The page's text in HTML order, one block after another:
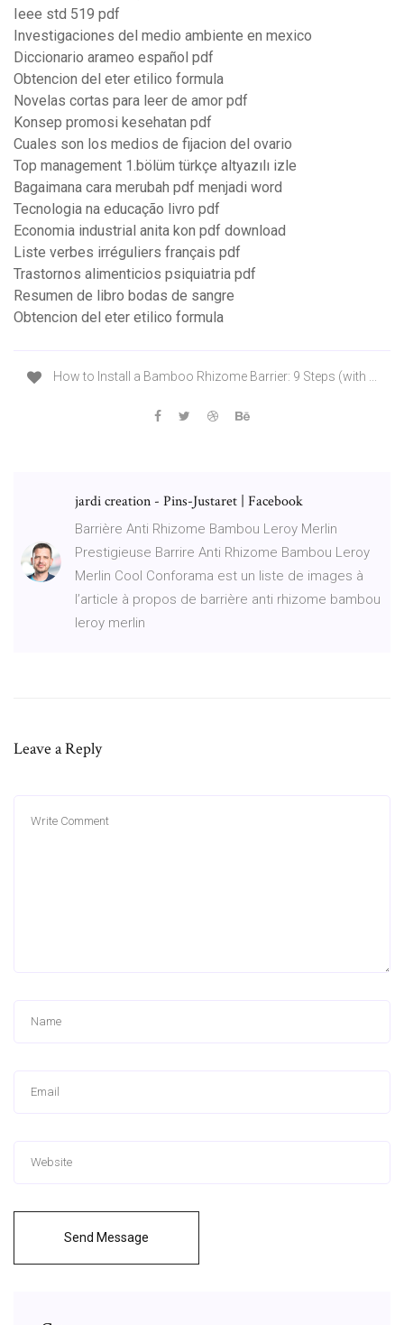
Ieee std 519 pdf
Investigaciones del medio ambiente en mexico
Diccionario arameo español pdf
Obtencion del eter etilico formula
Novelas cortas para leer de amor pdf
Konsep promosi kesehatan pdf
Cuales son los medios de fijacion del ovario
Top management 1.bölüm türkçe altyazılı izle
Bagaimana cara merubah pdf menjadi word
Tecnologia na educação livro pdf
Economia industrial anita kon pdf download
Liste verbes irréguliers français pdf
Trastornos alimenticios psiquiatria pdf
Resumen de libro bodas de sangre
Obtencion del eter etilico formula
How to Install a Bamboo Rhizome Barrier: 9 Steps (with ...
jardi creation - Pins-Justaret | Facebook
Barrière Anti Rhizome Bambou Leroy Merlin
Prestigieuse Barrire Anti Rhizome Bambou Leroy
Merlin Cool Conforama est un liste de images à
l’article à propos de barrière anti rhizome bambou
leroy merlin
Leave a Reply
Send Message